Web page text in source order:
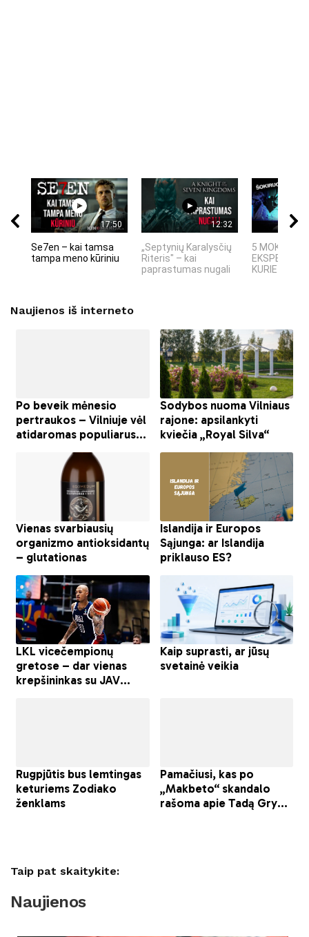
17:50
Se7en – kai tamsa
tampa meno kūriniu
12:32
„Septynių Karalysčių
Riteris" – kai
paprastumas nugali
5 MOKSLINIAI
KURIE
Naujienos iš interneto
Taip pat skaitykite:
Naujienos